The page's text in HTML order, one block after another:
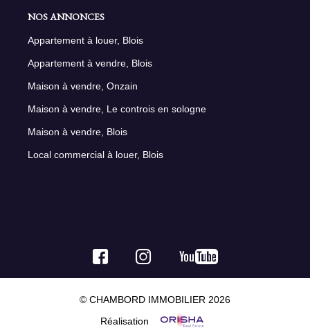
NOS ANNONCES
Appartement à louer, Blois
Appartement à vendre, Blois
Maison à vendre, Onzain
Maison à vendre, Le controis en sologne
Maison à vendre, Blois
Local commercial à louer, Blois
© CHAMBORD IMMOBILIER 2026
Réalisation